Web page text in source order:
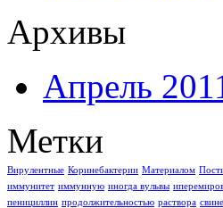
Архивы
Апрель
Метки
Вирулентные Коринебактерии Материалом
иммунитет иммунную иногда вульвы
пенициллин продолжительностью раствора